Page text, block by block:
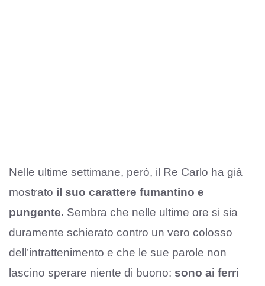
Nelle ultime settimane, però, il Re Carlo ha già
mostrato il suo carattere fumantino e
pungente. Sembra che nelle ultime ore si sia
duramente schierato contro un vero colosso
dell’intrattenimento e che le sue parole non
lascino sperare niente di buono: sono ai ferri